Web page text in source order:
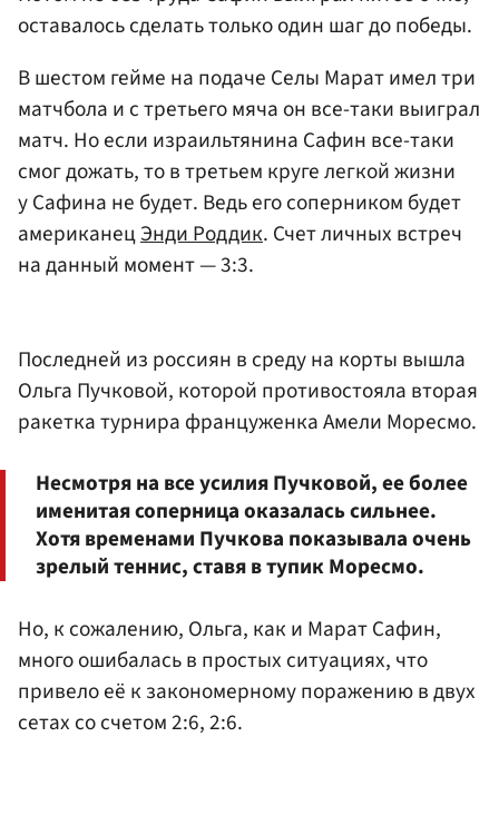
оставалось сделать только один шаг до победы.
В шестом гейме на подаче Селы Марат имел три
матчбола и с третьего мяча он все-таки выиграл
матч. Но если израильтянина Сафин все-таки
смог дожать, то в третьем круге легкой жизни
у Сафина не будет. Ведь его соперником будет
американецЭнди Роддик. Счет личных встреч
на данный момент — 3:3.
Последней из россиян в среду на корты вышла
Ольга Пучковой, которой противостояла вторая
ракетка турнира француженка Амели Моресмо.
Несмотря на все усилия Пучковой, ее более
именитая соперница оказалась сильнее.
Хотя временами Пучкова показывала очень
зрелый теннис, ставя в тупик Моресмо.
Но, к сожалению, Ольга, как и Марат Сафин,
много ошибалась в простых ситуациях, что
привело её к закономерному поражению в двух
сетах со счетом 2:6, 2:6.